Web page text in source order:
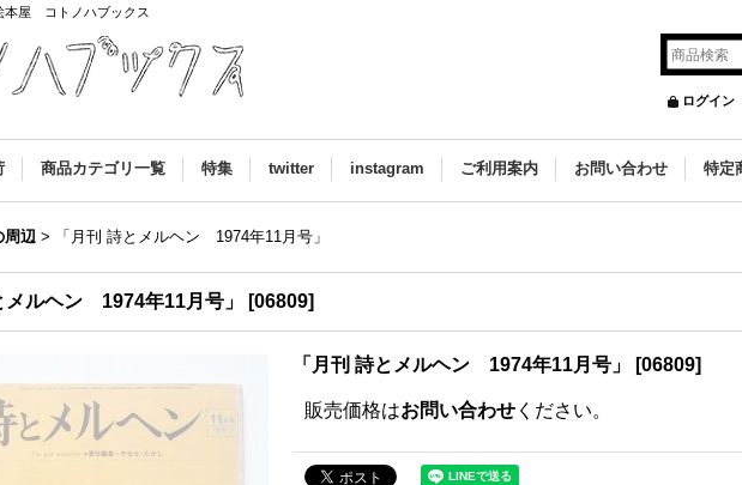
本屋 コトノハブックス
ログイン
商品カテゴリ一覧 特集 twitter instagram ご利用案内 お問い合わせ 特定
周辺 > 「月刊 詩とメルヘン 1974年11月号」
メルヘン 1974年11月号」 [06809]
「月刊 詩とメルヘン 1974年11月号」 [06809]
販売価格はお問い合わせ ください。